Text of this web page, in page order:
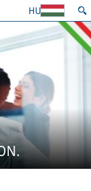
HU